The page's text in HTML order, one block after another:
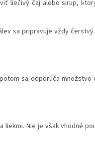
liečivý čaj alebo sirup,
sa pripravuje vždy
sa odporúča
liekmi. Nie je však vhodné